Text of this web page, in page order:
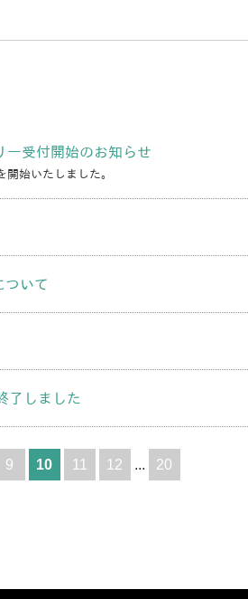
受付開始のお知らせ
始いたしました。
ついて
了しました
9 10 11 12 ... 20